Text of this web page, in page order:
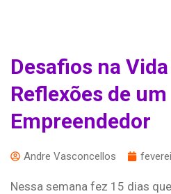
Desafios na
Reflexões de um
Empreendedor
Andre Vasconcellos
Nessa semana fez 15 dias